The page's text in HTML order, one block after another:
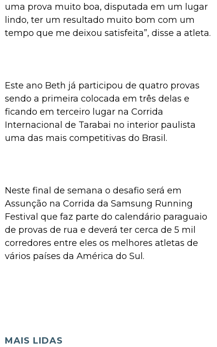
uma prova muito boa, disputada em um lugar
lindo, ter um resultado muito bom com um
tempo que me deixou satisfeita”, disse a atleta.
Este ano Beth já participou de quatro provas
sendo a primeira colocada em três delas e
ficando em terceiro lugar na Corrida
Internacional de Tarabai no interior paulista
uma das mais competitivas do Brasil.
Neste final de semana o desafio será em
Assunção na Corrida da Samsung Running
Festival que faz parte do calendário paraguaio
de provas de rua e deverá ter cerca de 5 mil
corredores entre eles os melhores atletas de
vários países da América do Sul.
MAIS LIDAS